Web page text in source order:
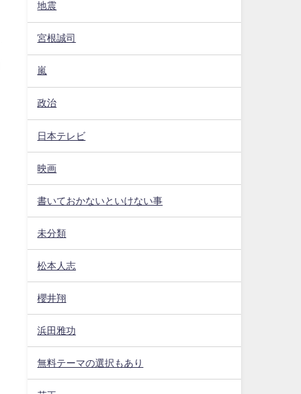
地震
宮根誠司
嵐
政治
日本テレビ
映画
書いておかないといけない事
未分類
松本人志
櫻井翔
浜田雅功
無料テーマの選択もあり